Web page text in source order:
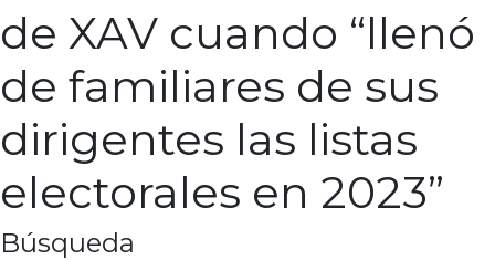
de XAV cuando “llenó
de familiares de sus
dirigentes las listas
electorales en 2023”
Búsqueda